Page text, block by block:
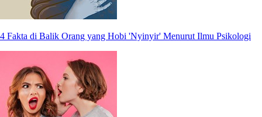
4 Fakta di Balik Orang yang Hobi 'Nyinyir' Menurut Ilmu Psikologi